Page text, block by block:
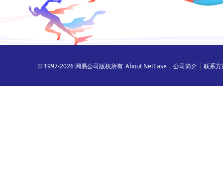
© 1997-2026 网易公司版权所有 About NetEase | 公司简介 | 联系方